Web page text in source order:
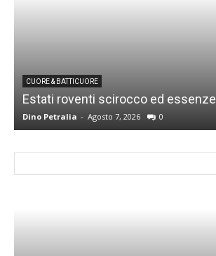
CUORE & BATTICUORE
Estati roventi scirocco ed essenze
Dino Petralia - Agosto 7, 2026 0